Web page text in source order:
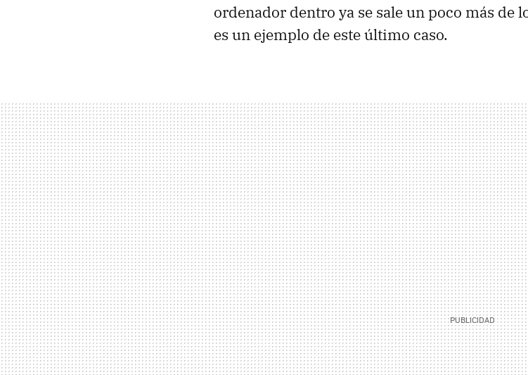
ordenador dentro ya se sale un poco más de
es un ejemplo de este último caso.